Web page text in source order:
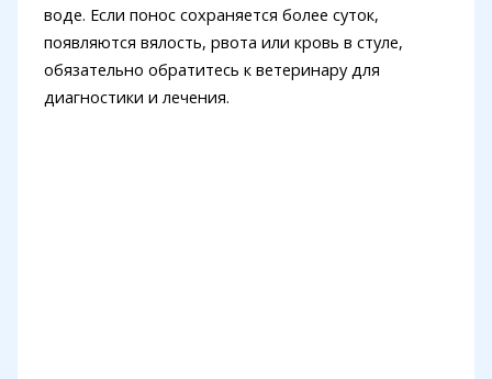
воде. Если понос сохраняется более суток,
появляются вялость, рвота или кровь в стуле,
обязательно обратитесь к ветеринару для
диагностики и лечения.